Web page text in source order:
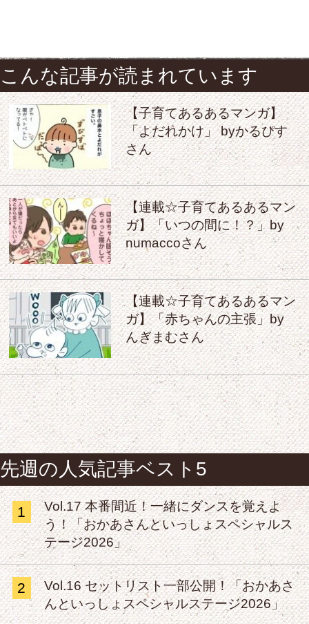
こんな記事が読まれています
【子育てあるあるマンガ】
「よだれかけ」 byかるぴす
さん
【連載☆子育てあるあるマン
ガ】「いつの間に！？」by
numaccoさん
【連載☆子育てあるあるマン
ガ】「赤ちゃんの主張」by
んぎまむさん
先週の人気記事ベスト5
1
Vol.17 本番間近！一緒にダンスを覚えよ
う！「おかあさんといっしょスペシャルス
テージ2026」
2
Vol.16 セットリスト一部公開！「おかあさ
んといっしょスペシャルステージ2026」